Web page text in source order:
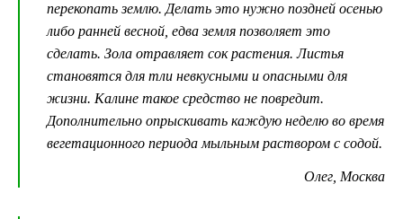
перекопать землю. Делать это нужно поздней осенью
либо ранней весной, едва земля позволяет это
сделать. Зола отравляет сок растения. Листья
становятся для тли невкусными и опасными для
жизни. Калине такое средство не повредит.
Дополнительно опрыскивать каждую неделю во время
вегетационного периода мыльным раствором с содой.
Олег, Москва